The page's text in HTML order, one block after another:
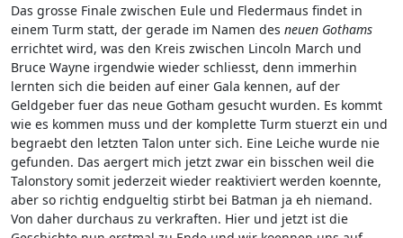
Das grosse Finale zwischen Eule und Fledermaus findet in
einem Turm statt, der gerade im Namen des neuen Gothams
errichtet wird, was den Kreis zwischen Lincoln March und
Bruce Wayne irgendwie wieder schliesst, denn immerhin
lernten sich die beiden auf einer Gala kennen, auf der
Geldgeber fuer das neue Gotham gesucht wurden. Es kommt
wie es kommen muss und der komplette Turm stuerzt ein und
begraebt den letzten Talon unter sich. Eine Leiche wurde nie
gefunden. Das aergert mich jetzt zwar ein bisschen weil die
Talonstory somit jederzeit wieder reaktiviert werden koennte,
aber so richtig endgueltig stirbt bei Batman ja eh niemand.
Von daher durchaus zu verkraften. Hier und jetzt ist die